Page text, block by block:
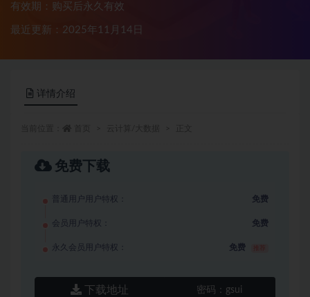
有效期：购买后永久有效
最近更新：2025年11月14日
详情介绍
免费下载
普通用户用户特权： 免费
会员用户特权： 免费
永久会员用户特权： 免费
下载地址 密码： gsui